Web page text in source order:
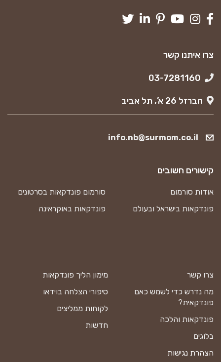
צרו איתנו קשר
הברזל 26 א’, תל אביב
info.nb@surmom.co.il
צרו קשר
מה נדרש כדי לשמש כאם
פונדקאית?
פונדקאות והלכה
בלוגים
הצהרת נגישות
מימון הליך פונדקאות
סיפורי הצלחה בוידאו
לקוחות ממליצים
חדשות
קישורים חשובים
אודות סורמום
סורמום פונדקאות בסרטונים
פונדקאות בישראל ובעולם
פונדקאות באוקראינה